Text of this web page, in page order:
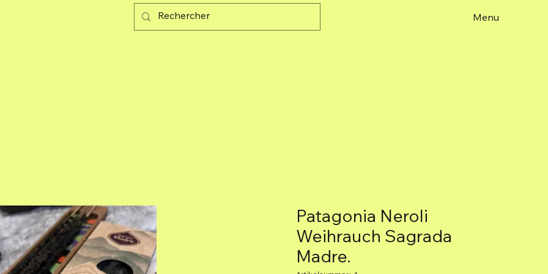
Menu
Patagonia Neroli
Weihrauch Sagrada
Madre.